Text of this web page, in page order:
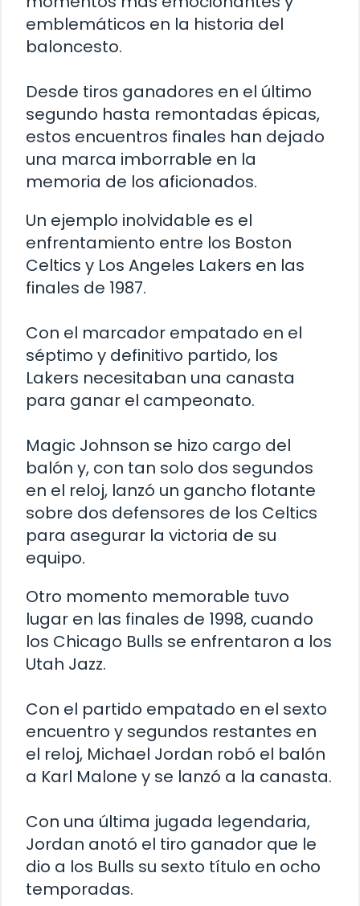
emblemáticos en la historia del
baloncesto.
Desde tiros ganadores en el último
segundo hasta remontadas épicas,
estos encuentros finales han dejado
una marca imborrable en la
memoria de los aficionados.
Un ejemplo inolvidable es el
enfrentamiento entre los Boston
Celtics y Los Angeles Lakers en las
finales de 1987.
Con el marcador empatado en el
séptimo y definitivo partido, los
Lakers necesitaban una canasta
para ganar el campeonato.
Magic Johnson se hizo cargo del
balón y, con tan solo dos segundos
en el reloj, lanzó un gancho flotante
sobre dos defensores de los Celtics
para asegurar la victoria de su
equipo.
Otro momento memorable tuvo
lugar en las finales de 1998, cuando
los Chicago Bulls se enfrentaron a los
Utah Jazz.
Con el partido empatado en el sexto
encuentro y segundos restantes en
el reloj, Michael Jordan robó el balón
a Karl Malone y se lanzó a la canasta.
Con una última jugada legendaria,
Jordan anotó el tiro ganador que le
dio a los Bulls su sexto título en ocho
temporadas.